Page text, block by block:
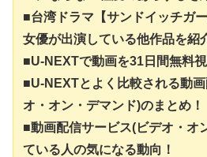
■台湾ドラマ【サンドイッチガ
女優が出演している他作品を紹
■U-NEXTで動画を31日間無料
■U-NEXTとよく比較される動
オ・オン・デマンド)のまとめ！
■動画配信サービス(ビデオ・オ
ている人の気になる動向！